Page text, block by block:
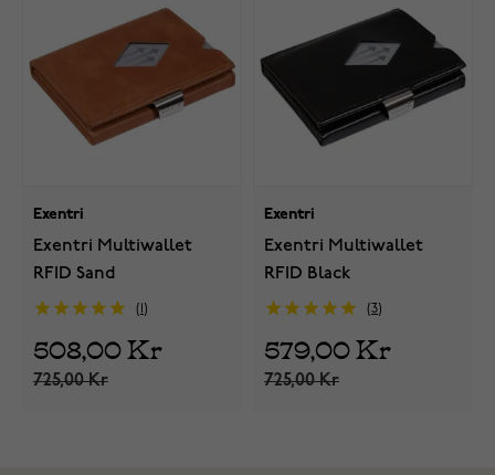
Exentri
Exentri Multiwallet
RFID Sand
508,00 Kr
725,00 Kr
Exentri
Exentri Multiwallet
RFID Black
3
579,00 Kr
725,00 Kr